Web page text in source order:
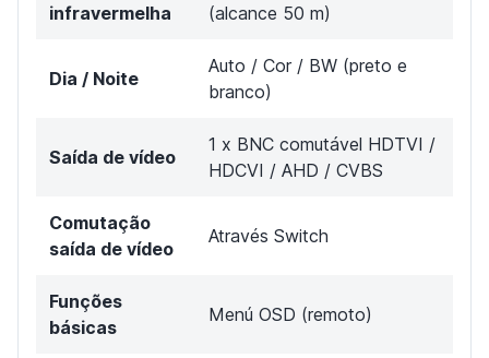
infravermelha
(alcance 50 m)
Dia / Noite
Auto / Cor / BW (preto e
branco)
Saída de vídeo
1 x BNC comutável HDTVI /
HDCVI / AHD / CVBS
Comutação
saída de vídeo
Através Switch
Funções
básicas
Menú OSD (remoto)